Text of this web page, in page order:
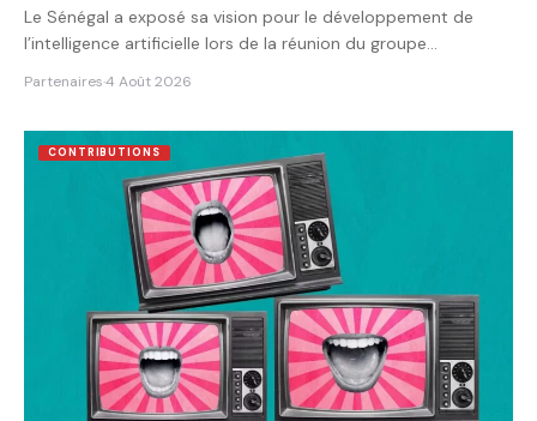
Le Sénégal a exposé sa vision pour le développement de
l’intelligence artificielle lors de la réunion du groupe…
Partenaires·4 Août 2026
CONTRIBUTIONS